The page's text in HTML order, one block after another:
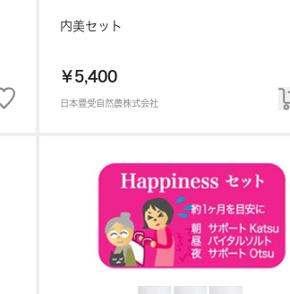
内美セット
￥5,400
日本豊受自然農株式会社